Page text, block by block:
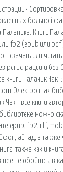
•
больной
Книги
fb2 (epub или
- скачать или читать
регистрации и без
книги Паланик Чак
Электронная
Чак - все книги
можно
epub, fb2, rtf,
айпад, а так же
также как и
не обойтись, в